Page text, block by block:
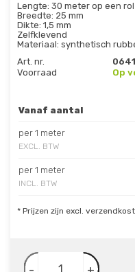
Lengte: 30 meter op een rol
Breedte: 25 mm
Dikte: 1,5 mm
Zelfklevend
Materiaal: synthetisch
Art. nr.
Voorraad
Op
Vanaf aantal
per 1 meter
EXCL. BTW
per 1 meter
INCL. BTW
* Prijzen zijn excl.